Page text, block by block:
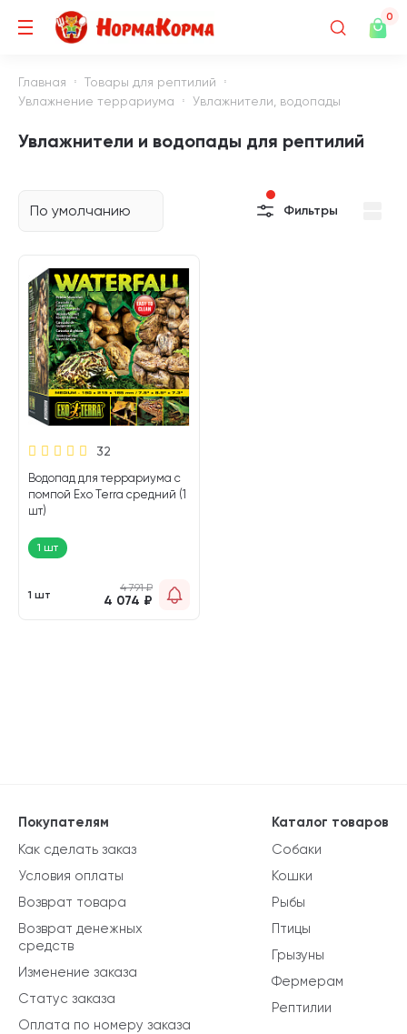
0
Главная
Товары для рептилий
Увлажнение террариума
Увлажнители, водопады
Увлажнители и водопады для рептилий
По умолчанию Фильтры
32
Водопад для террариума с
помпой Exo Terra средний (1
шт)
1 шт
1 шт
4 791₽
4 074 ₽
Каталог товаров
Собаки
Кошки
Рыбы
Птицы
Грызуны
Фермерам
Рептилии
Покупателям
Как сделать заказ
Условия оплаты
Возврат товара
Возврат денежных
средств
Изменение заказа
Статус заказа
Оплата по номеру заказа